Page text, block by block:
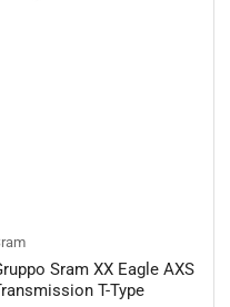
Sram XX Eagle AXS
T-Type